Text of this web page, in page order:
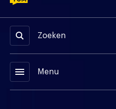
Zoeken
menu Menu